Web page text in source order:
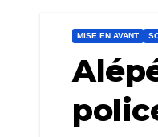
MISE EN AVANT